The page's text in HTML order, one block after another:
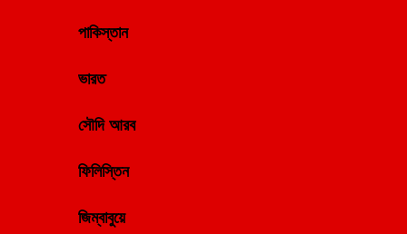
পাকিস্তান
ভারত
সৌদি আরব
ফিলিস্তিন
জিম্বাবুয়ে